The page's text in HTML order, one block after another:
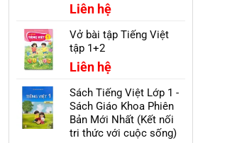
Liên hệ
Vở bài tập Tiếng Việt
tập 1+2
Liên hệ
Sách Tiếng Việt Lớp 1 -
Sách Giáo Khoa Phiên
Bản Mới Nhất (Kết nối
tri thức với cuộc sống)